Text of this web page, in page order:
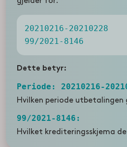
20210216-20210228
99/2021-8146
Dette betyr:
Periode: 20210216-
Hvilken periode utbetalingen
99/2021-8146:
Hvilket krediteringsskjema